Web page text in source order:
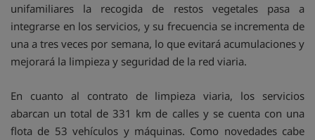
unifamiliares la recogida de restos vegetales pasa a
integrarse en los servicios, y su frecuencia se incrementa de
una a tres veces por semana, lo que evitará acumulaciones y
mejorará la limpieza y seguridad de la red viaria.
En cuanto al contrato de limpieza viaria, los servicios
abarcan un total de 331 km de calles y se cuenta con una
flota de 53 vehículos y máquinas. Como novedades cabe